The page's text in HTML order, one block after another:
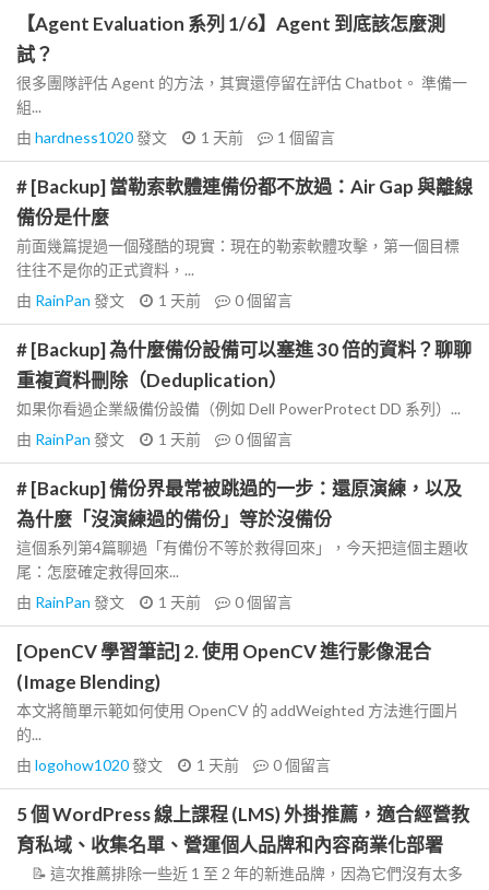
【Agent Evaluation 系列 1/6】Agent 到底該怎麼測
試？
很多團隊評估 Agent 的方法，其實還停留在評估 Chatbot。 準備一
組...
由 hardness1020發文 1 天前 1 個留言
# [Backup] 當勒索軟體連備份都不放過：Air Gap 與離線
備份是什麼
前面幾篇提過一個殘酷的現實：現在的勒索軟體攻擊，第一個目標
往往不是你的正式資料，...
由 RainPan 發文 1 天前 0個留言
# [Backup] 為什麼備份設備可以塞進 30 倍的資料？聊聊
重複資料刪除（Deduplication）
如果你看過企業級備份設備（例如 Dell PowerProtect DD 系列）...
由 RainPan 發文 1 天前 0個留言
# [Backup] 備份界最常被跳過的一步：還原演練，以及
為什麼「沒演練過的備份」等於沒備份
這個系列第4篇聊過「有備份不等於救得回來」，今天把這個主題收
尾：怎麼確定救得回來...
由 RainPan 發文 1 天前 0個留言
[OpenCV 學習筆記] 2. 使用 OpenCV 進行影像混合
(Image Blending)
本文將簡單示範如何使用 OpenCV 的 addWeighted 方法進行圖片
的...
由 logohow1020發文 1 天前 0個留言
5 個 WordPress 線上課程 (LMS) 外掛推薦，適合經營教
育私域、收集名單、營運個人品牌和內容商業化部署
📝 這次推薦排除一些近 1 至 2 年的新進品牌，因為它們沒有太多